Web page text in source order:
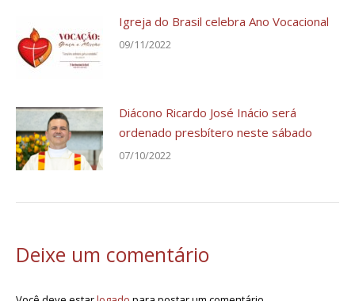
Igreja do Brasil celebra Ano Vocacional
09/11/2022
Diácono Ricardo José Inácio será
ordenado presbítero neste sábado
07/10/2022
Deixe um comentário